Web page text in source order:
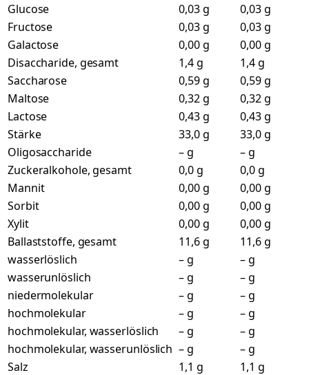
Glucose
0,03 g
0,03 g
Fructose
0,03 g
0,03 g
Galactose
0,00 g
0,00 g
Disaccharide, gesamt
1,4 g
1,4 g
Saccharose
0,59 g
0,59 g
Maltose
0,32 g
0,32 g
Lactose
0,43 g
0,43 g
Stärke
33,0 g
33,0 g
Oligosaccharide
– g
– g
Zuckeralkohole, gesamt
0,0 g
0,0 g
Mannit
0,00 g
0,00 g
Sorbit
0,00 g
0,00 g
Xylit
0,00 g
0,00 g
Ballaststoffe, gesamt
11,6 g
11,6 g
wasserlöslich
– g
– g
wasserunlöslich
– g
– g
niedermolekular
– g
– g
hochmolekular
– g
– g
hochmolekular, wasserlöslich
– g
– g
hochmolekular, wasserunlöslich – g
– g
Salz
1,1 g
1,1 g